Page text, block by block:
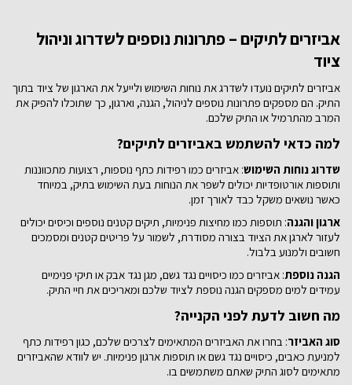
את
האפשרויות
בעמוד
המוצר
אביזרים לתיקים – פתרונות נוספים לשדרוג וניהול
ציוד
אביזרים לתיקים נועדו לשדרג את נוחות השימוש ולייעל את הארגון של ציוד בתוך
התיק. הם מספקים פתרונות נוספים לניהול, הגנה, וארגון, כך שתוכלו להפיק את
המרב מהתרמיל או התיק שלכם.
למה כדאי להשתמש באביזרים לתיקים?
שדרוג נוחות השימוש: אביזרים כמו רפידות כתף נוספות, רצועות מתכווננות
ותוספות אורטופדיות יכולים לשפר את הנוחות בעת השימוש בתיק, במיוחד
כאשר נושאים משקל כבד לאורך זמן.
ארגון והגנה: תוספות כמו מחיצות פנימיות, תיקים קטנים נוספים וכיסים יכולים
לעזור לארגן את הציוד בצורה מסודרת, לשמור על פריטים קטנים ומסמכים
חשובים ולמנוע בלבול.
הגנה נוספת: אביזרים כמו כיסויים נגד גשם, מגן נגד אבק או תיקי פנימיים
עמידים למים מספקים הגנה נוספת לציוד שלכם ומאריכים את חיי התיק.
מה חשוב לדעת לפני הקנייה?
סוג האביזר: בחרו את האביזרים המתאימים לצרכים שלכם, כגון רפידות כתף
למניעת כאבים, כיסויים נגד גשם או תוספות ארגון פנימיות. יש לוודא שהאביזרים
מתאימים לסוג התיק שאתם משתמשים בו.